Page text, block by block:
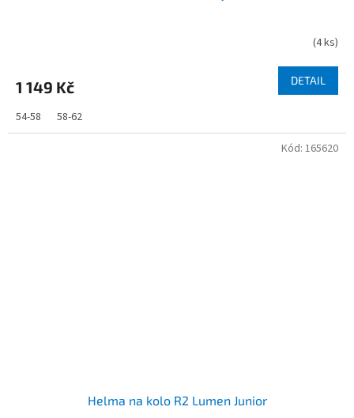
(4 ks)
1 149 Kč DETAIL
54-58 58-62
Helma na kolo R2 Lumen Junior
Kód: 165620